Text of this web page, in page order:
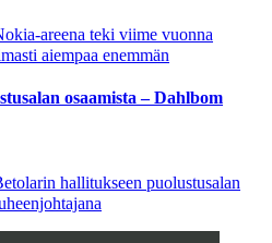
areena teki viime vuonna
aiempaa enemmän
osaamista – Dahlbom
hallitukseen puolustusalan